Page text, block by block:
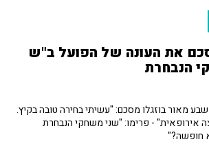
את העונה של הפועל ב"ש
הנבחרת
מאור בוזגלו מסכם: "עשיתי בחירה טובה בקיץ.
אירופאית" - פרימו: "שני משחקי הנבחרת
חופשה?"